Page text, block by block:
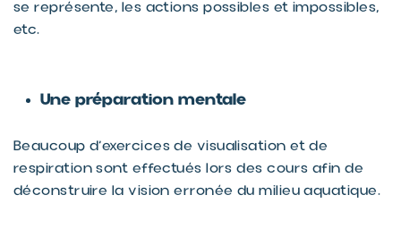
se représente, les actions possibles et impossibles,
etc.
Une préparation mentale
Beaucoup d’exercices de visualisation et de
respiration sont effectués lors des cours afin de
déconstruire la vision erronée du milieu aquatique.